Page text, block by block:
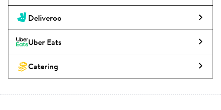
Deliveroo
Uber Eats
Catering